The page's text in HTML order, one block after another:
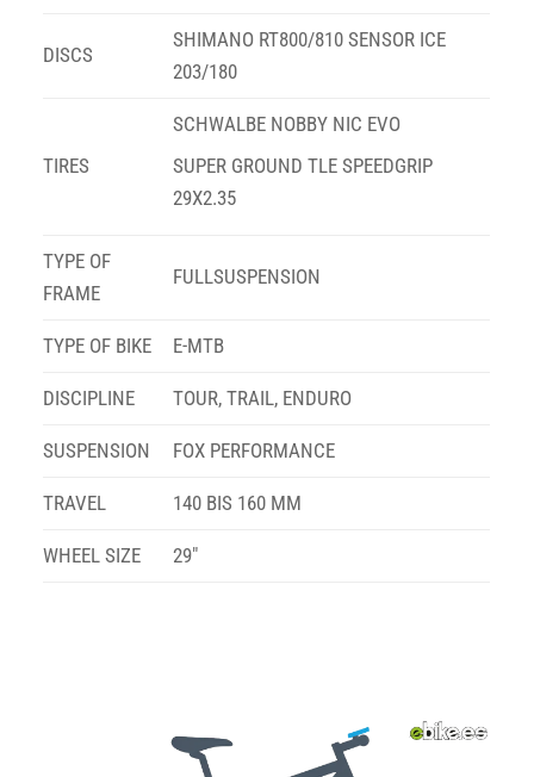
DISCS
SHIMANO RT800/810 SENSOR ICE
203/180
TIRES
SCHWALBE NOBBY NIC EVO
SUPER GROUND TLE SPEEDGRIP
29X2.35
TYPE OF
FRAME
FULLSUSPENSION
TYPE OF BIKE E-MTB
DISCIPLINE TOUR, TRAIL, ENDURO
SUSPENSION FOX PERFORMANCE
TRAVEL 140 BIS 160 MM
WHEEL SIZE 29″